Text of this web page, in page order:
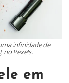
infinidade de
no Pexels.
em